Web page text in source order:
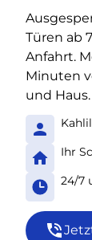
Türen ab
Anfahrt.
Minuten
und Haus.
Ihr
24/7